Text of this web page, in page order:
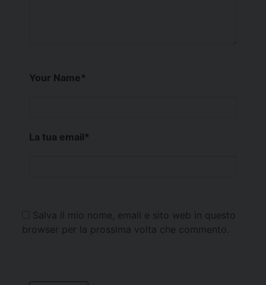
Your Name*
La tua email*
Salva il mio nome, email e sito web in questo
browser per la prossima volta che commento.